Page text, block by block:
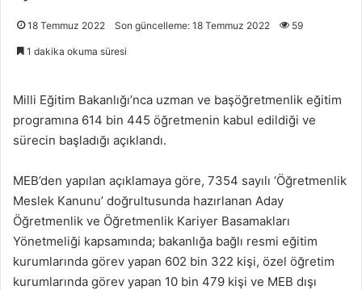
18 Temmuz 2022 Son güncelleme: 18 Temmuz 2022 59
1 dakika okuma süresi
Milli Eğitim Bakanlığı’nca uzman ve başöğretmenlik eğitim
programına 614 bin 445 öğretmenin kabul edildiği ve
sürecin başladığı açıklandı.
MEB’den yapılan açıklamaya göre, 7354 sayılı ‘Öğretmenlik
Meslek Kanunu’ doğrultusunda hazırlanan Aday
Öğretmenlik ve Öğretmenlik Kariyer Basamakları
Yönetmeliği kapsamında; bakanlığa bağlı resmi eğitim
kurumlarında görev yapan 602 bin 322 kişi, özel öğretim
kurumlarında görev yapan 10 bin 479 kişi ve MEB dışı